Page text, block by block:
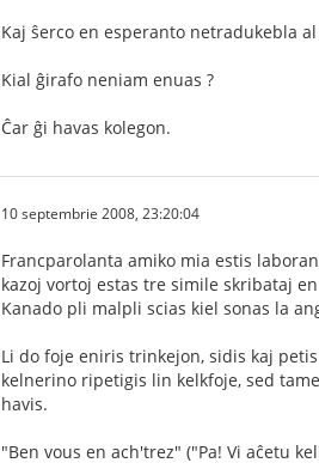
Kaj ŝerco en esperanto netradukebla
Kial ĝirafo neniam enuas ?
Ĉar ĝi havas kolegon.
10 septembrie 2008, 23:20:04
Francparolanta amiko mia estis
kazoj vortoj estas tre simile skribataj
Kanado pli malpli scias kiel sonas la
Li do foje eniris trinkejon, sidis kaj
kelnerino ripetigis lin kelkfoje, sed
havis.
"Ben vous en ach'trez" ("Pa! Vi aĉetu